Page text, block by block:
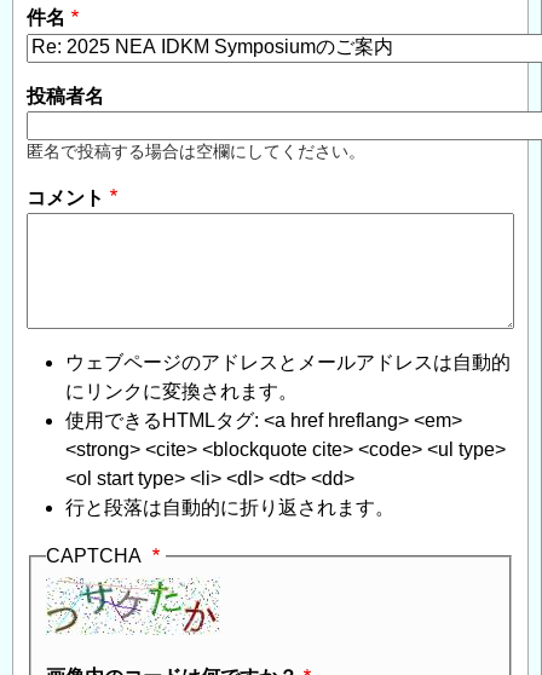
件名
投稿者名
匿名で投稿する場合は空欄にしてください。
コメント
ウェブページのアドレスとメールアドレスは自動的
にリンクに変換されます。
使用できるHTMLタグ: <a href hreflang> <em>
<strong> <cite> <blockquote cite> <code> <ul type>
<ol start type> <li> <dl> <dt> <dd>
行と段落は自動的に折り返されます。
CAPTCHA